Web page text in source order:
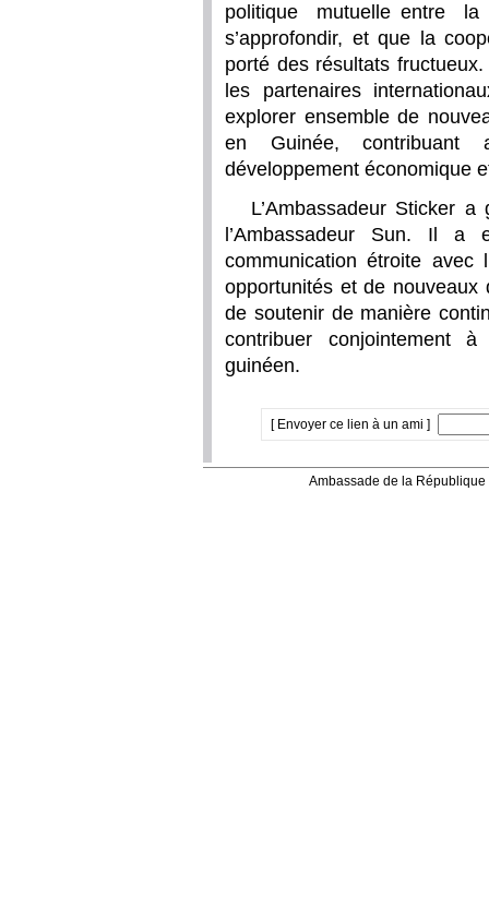
politique mutuelle entre
s’approfondir, et que la
porté des résultats
les partenaires
explorer ensemble de
en Guinée, contribuant
développement économique
L’Ambassadeur Sticker
l’Ambassadeur Sun. Il a
communication étroite avec
opportunités et de nouveaux
de soutenir de manière
contribuer conjointement
guinéen.
[ Envoyer ce lien à un ami ]
Ambassade de la